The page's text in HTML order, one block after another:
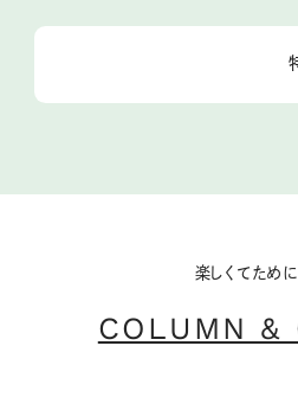
楽しくてために
COLUMN &